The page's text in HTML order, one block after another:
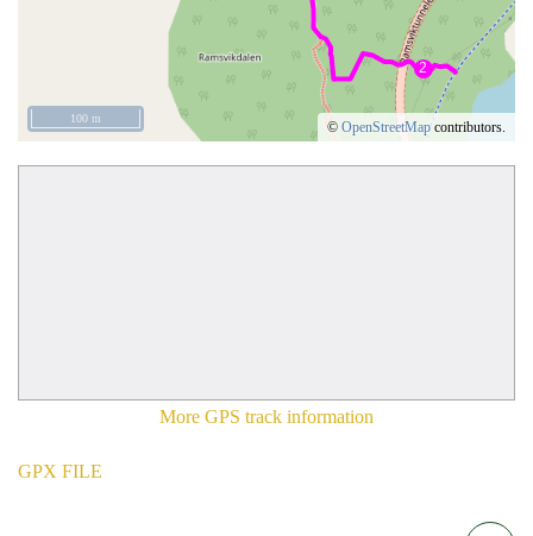
© OpenStreetMapcontributors.
100 m
More GPS track information
GPX FILE